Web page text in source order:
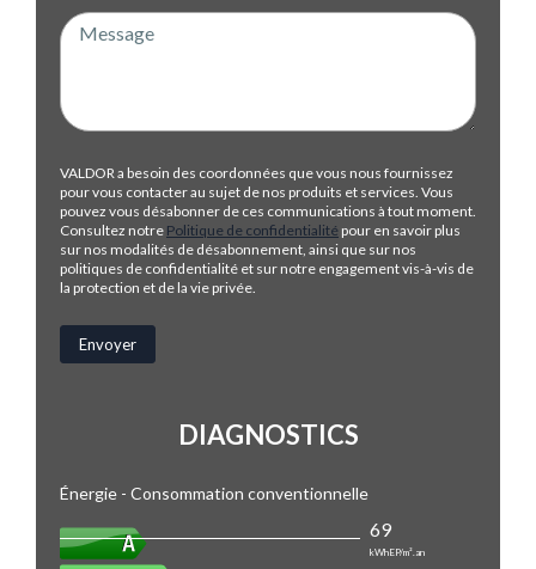
VALDOR a besoin des coordonnées que vous nous fournissez
pour vous contacter au sujet de nos produits et services. Vous
pouvez vous désabonner de ces communications à tout moment.
Consultez notre Politique de confidentialité pour en savoir plus
sur nos modalités de désabonnement, ainsi que sur nos
politiques de confidentialité et sur notre engagement vis-à-vis de
la protection et de la vie privée.
DIAGNOSTICS
Énergie - Consommation conventionnelle
69
kWhEP/m².an